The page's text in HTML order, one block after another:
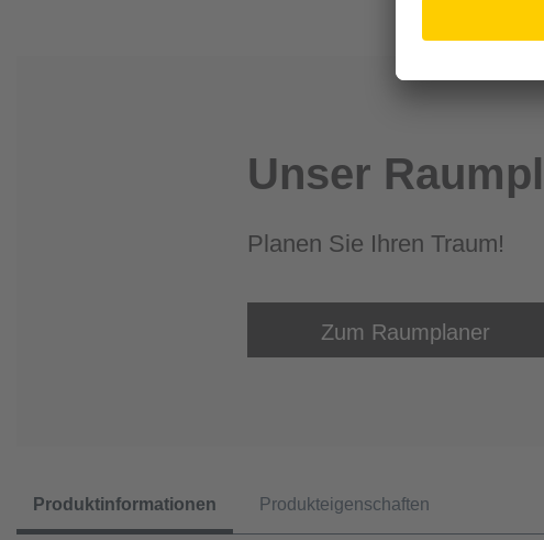
Unser
Planen Sie Ihren Traum!
Zum Raumplaner
Produktinformationen Produkteigenschaften